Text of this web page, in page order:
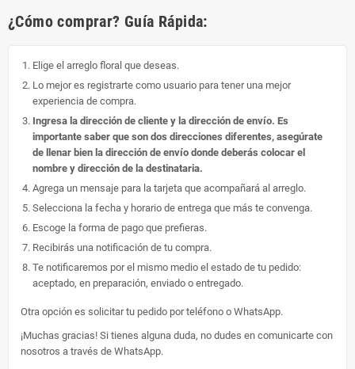
¿Cómo comprar? Guía Rápida:
Elige el arreglo floral que deseas.
Lo mejor es registrarte como usuario para tener una mejor
experiencia de compra.
Ingresa la dirección de cliente y la dirección de envío. Es
importante saber que son dos direcciones diferentes, asegúrate
de llenar bien la dirección de envío donde deberás colocar el
nombre y dirección de la destinataria.
Agrega un mensaje para la tarjeta que acompañará al arreglo.
Selecciona la fecha y horario de entrega que más te convenga.
Escoge la forma de pago que prefieras.
Recibirás una notificación de tu compra.
Te notificaremos por el mismo medio el estado de tu pedido:
aceptado, en preparación, enviado o entregado.
Otra opción es solicitar tu pedido por teléfono o WhatsApp.
¡Muchas gracias! Si tienes alguna duda, no dudes en comunicarte con
nosotros a través de WhatsApp.